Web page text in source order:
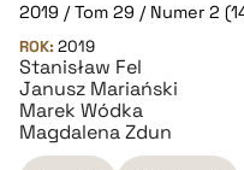
BIBTEX
pobierz cytat
2019 / Tom 29 / Numer 2
ROK: 2019
Stanisław Fel
Janusz Mariański
Marek Wódka
Magdalena Zdun